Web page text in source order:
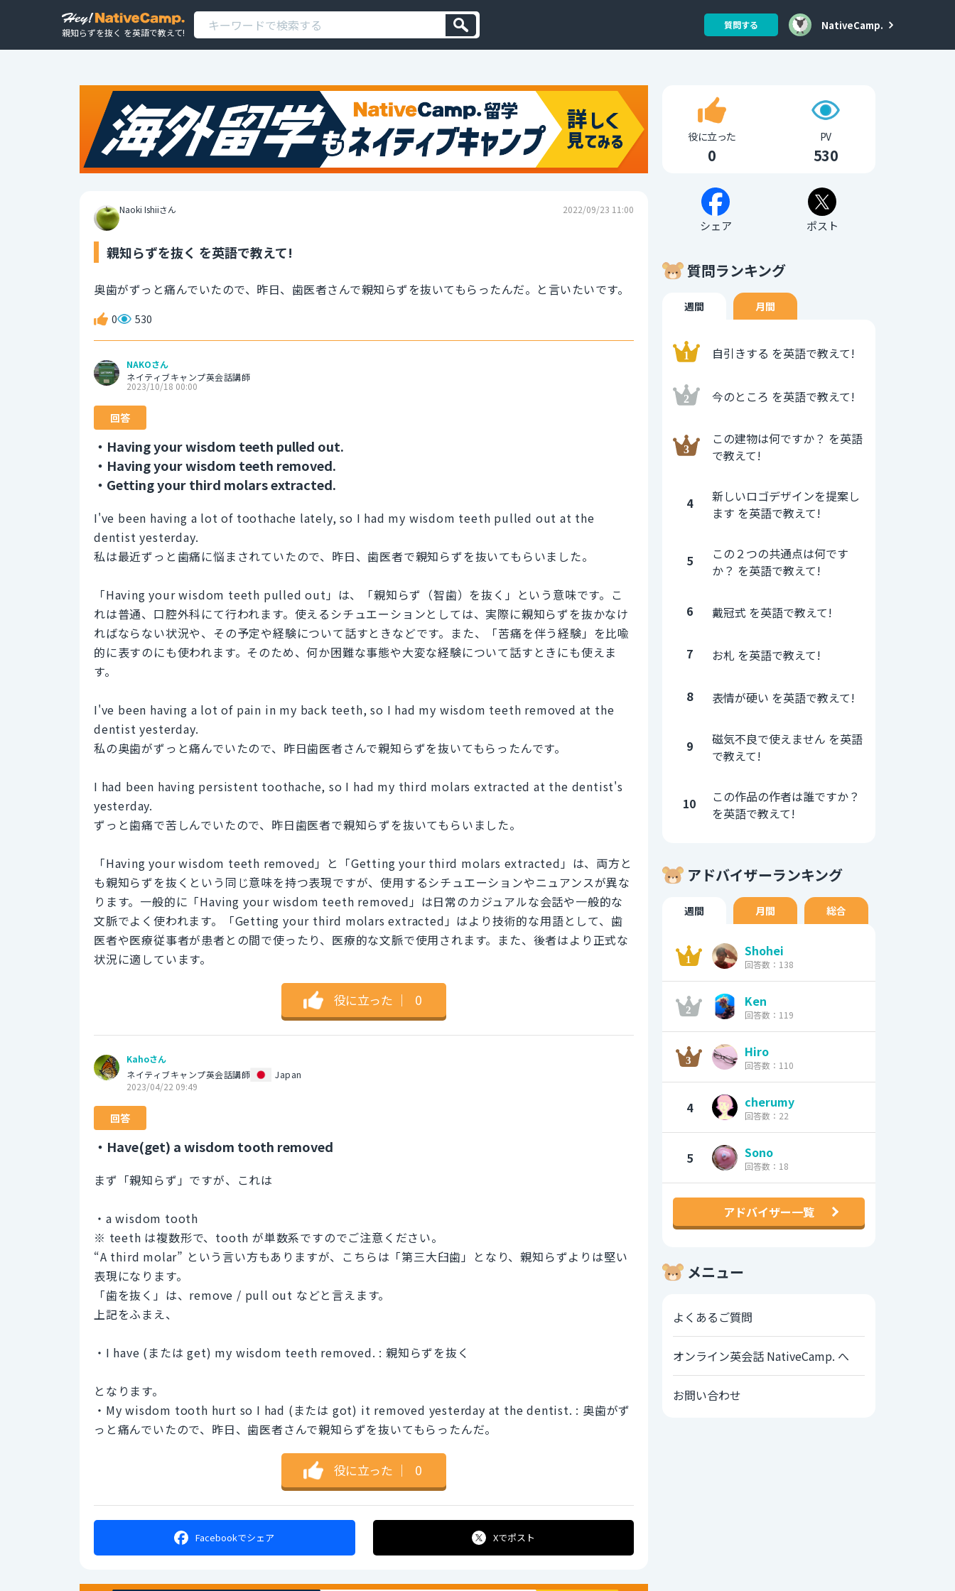
親知らずを抜く を英語で教えて!
質問する NativeCamp.
Naoki Ishiiさん 2022/09/23 11:00
親知らずを抜く を英語で教えて!
奥歯がずっと痛んでいたので、昨日、歯医者さんで親知らずを抜いてもらったんだ。と言いたいです。
0 530
NAKOさん
ネイティブキャンプ英会話講師
2023/10/18 00:00
回答
・Having your wisdom teeth pulled out.
・Having your wisdom teeth removed.
・Getting your third molars extracted.
I've been having a lot of toothache lately, so I had my wisdom teeth pulled out at the
dentist yesterday.
私は最近ずっと歯痛に悩まされていたので、昨日、歯医者で親知らずを抜いてもらいました。
「Having your wisdom teeth pulled out」は、「親知らず（智歯）を抜く」という意味です。こ
れは普通、口腔外科にて行われます。使えるシチュエーションとしては、実際に親知らずを抜かなけ
ればならない状況や、その予定や経験について話すときなどです。また、「苦痛を伴う経験」を比喩
的に表すのにも使われます。そのため、何か困難な事態や大変な経験について話すときにも使えま
す。
I've been having a lot of pain in my back teeth, so I had my wisdom teeth removed at the
dentist yesterday.
私の奥歯がずっと痛んでいたので、昨日歯医者さんで親知らずを抜いてもらったんです。
I had been having persistent toothache, so I had my third molars extracted at the dentist's
yesterday.
ずっと歯痛で苦しんでいたので、昨日歯医者で親知らずを抜いてもらいました。
「Having your wisdom teeth removed」と「Getting your third molars extracted」は、両方と
も親知らずを抜くという同じ意味を持つ表現ですが、使用するシチュエーションやニュアンスが異な
ります。一般的に「Having your wisdom teeth removed」は日常のカジュアルな会話や一般的な
文脈でよく使われます。「Getting your third molars extracted」はより技術的な用語として、歯
医者や医療従事者が患者との間で使ったり、医療的な文脈で使用されます。また、後者はより正式な
状況に適しています。
役に立った ｜ 0
Kahoさん
ネイティブキャンプ英会話講師
Japan
2023/04/22 09:49
回答
・Have(get) a wisdom tooth removed
まず「親知らず」ですが、これは
・a wisdom tooth
※ teeth は複数形で、tooth が単数系ですのでご注意ください。
“A third molar” という言い方もありますが、こちらは「第三大臼歯」となり、親知らずよりは堅い
表現になります。
「歯を抜く」は、remove / pull out などと言えます。
上記をふまえ、
・I have (または get) my wisdom teeth removed. : 親知らずを抜く
となります。
・My wisdom tooth hurt so I had (または got) it removed yesterday at the dentist. : 奥歯がず
っと痛んでいたので、昨日、歯医者さんで親知らずを抜いてもらったんだ。
役に立った ｜ 0
Facebookでシェア Xでポスト
役に立った
0
PV
530
シェア ポスト
質問ランキング
週間 月間
自引きする を英語で教えて!
今のところ を英語で教えて!
この建物は何ですか？ を英語
で教えて!
4
新しいロゴデザインを提案し
ます を英語で教えて!
5
この２つの共通点は何です
か？ を英語で教えて!
6 戴冠式 を英語で教えて!
7 お札 を英語で教えて!
8 表情が硬い を英語で教えて!
9
磁気不良で使えません を英語
で教えて!
10
この作品の作者は誰ですか？
を英語で教えて!
アドバイザーランキング
週間 月間 総合
Shohei
回答数：138
Ken
回答数：119
Hiro
回答数：110
4 cherumy
回答数：22
5 Sono
回答数：18
アドバイザー一覧
メニュー
よくあるご質問
オンライン英会話 NativeCamp. へ
お問い合わせ